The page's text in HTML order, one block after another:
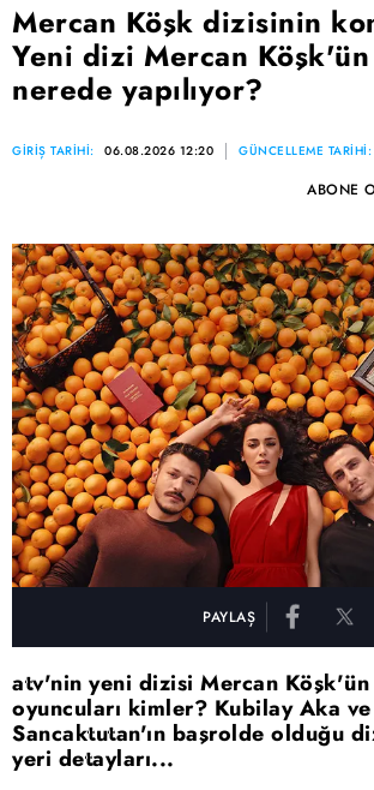
Mercan Köşk dizisinin
Yeni dizi Mercan
nerede yapılıyor?
GİRİŞ TARİHİ: 06.08.2026 12:20 GÜNCELLEME TARİHİ:
ABONE
PAYLAŞ
atv'nin yeni dizisi Mercan
oyuncuları kimler? Kubilay Aka
Sancaktutan'ın başrolde olduğu
yeri detayları...